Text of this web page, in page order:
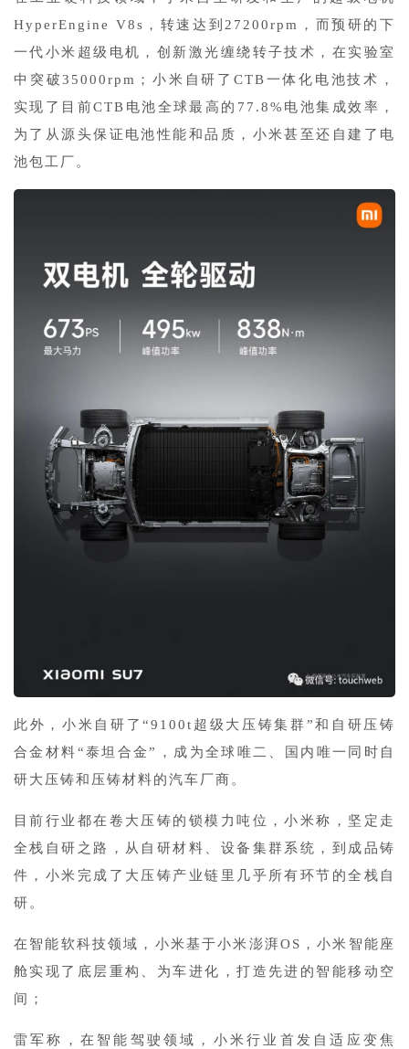
HyperEngine V8s，转速达到27200rpm，而预研的下
一代小米超级电机，创新激光缠绕转子技术，在实验室
中突破35000rpm；小米自研了CTB一体化电池技术，
实现了目前CTB电池全球最高的77.8%电池集成效率，
为了从源头保证电池性能和品质，小米甚至还自建了电
池包工厂。
此外，小米自研了“9100t超级大压铸集群”和自研压铸
合金材料“泰坦合金”，成为全球唯二、国内唯一同时自
研大压铸和压铸材料的汽车厂商。
目前行业都在卷大压铸的锁模力吨位，小米称，坚定走
全栈自研之路，从自研材料、设备集群系统，到成品铸
件，小米完成了大压铸产业链里几乎所有环节的全栈自
研。
在智能软科技领域，小米基于小米澎湃OS，小米智能座
舱实现了底层重构、为车进化，打造先进的智能移动空
间；
雷军称，在智能驾驶领域，小米行业首发自适应变焦